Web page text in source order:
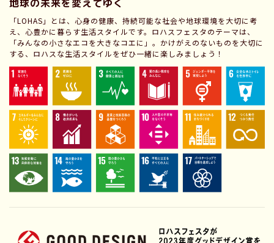
地球の未来を変えてゆく
「LOHAS」とは、心身の健康、持続可能な社会や地球環境を大切に考
え、心豊かに暮らす生活スタイルです。ロハスフェスタのテーマは、
「みんなの小さなエコを大きなコエに」。かけがえのないものを大切に
する、ロハスな生活スタイルをぜひ一緒に楽しみましょう！